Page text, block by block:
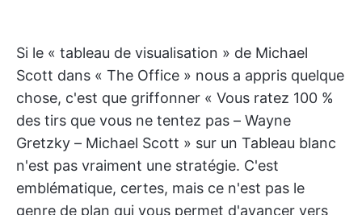
Si le « tableau de visualisation » de Michael
Scott dans « The Office » nous a appris quelque
chose, c'est que griffonner « Vous ratez 100 %
des tirs que vous ne tentez pas – Wayne
Gretzky – Michael Scott » sur un Tableau blanc
n'est pas vraiment une stratégie. C'est
emblématique, certes, mais ce n'est pas le
genre de plan qui vous permet d'avancer vers